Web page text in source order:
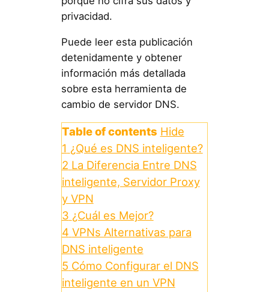
privacidad.
Puede leer esta publicación
detenidamente y obtener
información más detallada
sobre esta herramienta de
cambio de servidor DNS.
Table of contents Hide
1 ¿Qué es DNS inteligente?
2 La Diferencia Entre DNS
inteligente, Servidor Proxy
y VPN
3 ¿Cuál es Mejor?
4 VPNs Alternativas para
DNS inteligente
5 Cómo Configurar el DNS
inteligente en un VPN